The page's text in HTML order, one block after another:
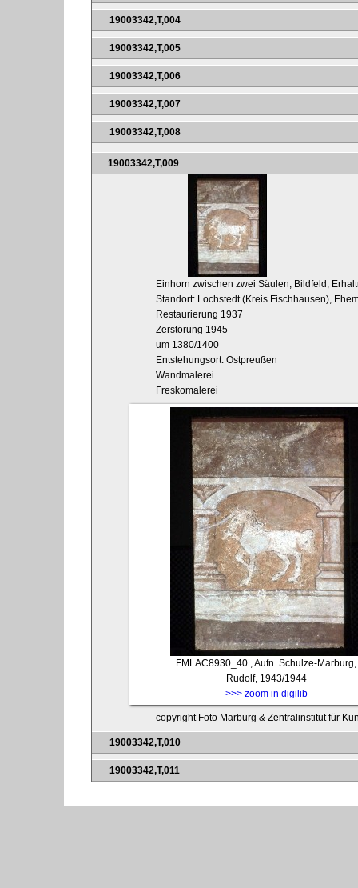
19003342,T,004
19003342,T,005
19003342,T,006
19003342,T,007
19003342,T,008
19003342,T,009
Einhorn zwischen zwei Säulen, Bildfeld,
Standort: Lochstedt (Kreis Fischhausen),
Restaurierung 1937
Zerstörung 1945
um 1380/1400
Entstehungsort: Ostpreußen
Wandmalerei
Freskomalerei
FMLAC8930_40 , Aufn. Schulze-Marburg,
Rudolf, 1943/1944
>>> zoom in digilib
copyright Foto Marburg & Zentralinstitut für
19003342,T,010
19003342,T,011